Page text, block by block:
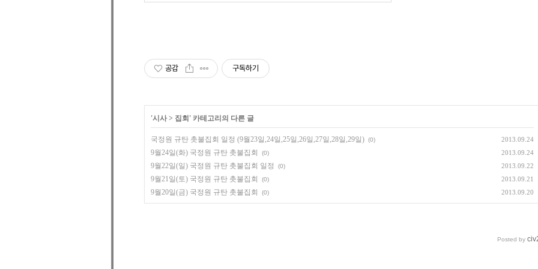
공감 구독하기
'시사> 집회 ' 카테고리의 다른 글
국정원 규탄 촛불집회 일정 (9월23일,24일,25일,26일,27일,28일,29일) (0) 2013.09.24
9월24일(화) 국정원 규탄 촛불집회 (0) 2013.09.24
9월22일(일) 국정원 규탄 촛불집회 일정 (0) 2013.09.22
9월21일(토) 국정원 규탄 촛불집회 (0) 2013.09.21
9월20일(금) 국정원 규탄 촛불집회 (0) 2013.09.20
Posted by